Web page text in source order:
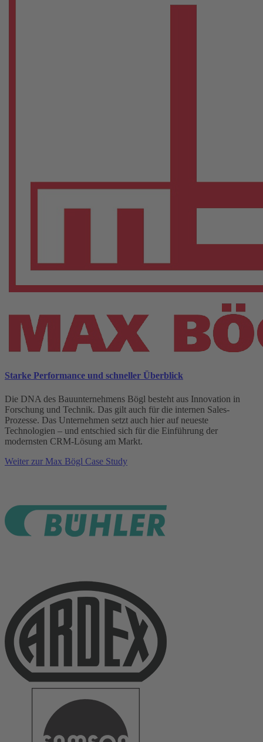
Starke Performance und schneller Überblick
Die DNA des Bauunternehmens Bögl besteht aus Innovation in
Forschung und Technik. Das gilt auch für die internen Sales-
Prozesse. Das Unternehmen setzt auch hier auf neueste
Technologien – und entschied sich für die Einführung der
modernsten CRM-Lösung am Markt.
Weiter zur Max Bögl Case Study